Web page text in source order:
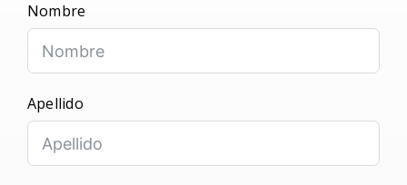
ACCESO
Nombre
Apellido